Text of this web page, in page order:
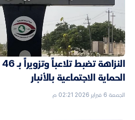
الحماية الاجتماعية بالأنبار
الجمعة 6 فبراير 2026 02:21 م